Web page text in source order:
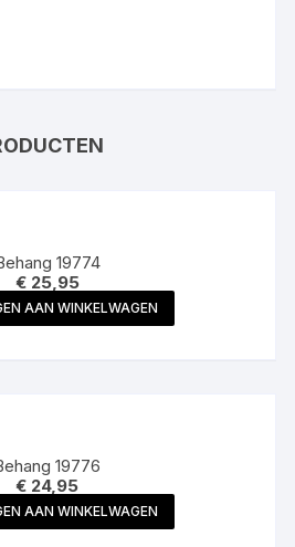
19774
€25,95
AAN WINKELWAGEN
19776
€ 24,95
AAN WINKELWAGEN